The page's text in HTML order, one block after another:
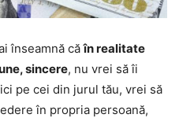
înseamnă căîn realitate
sincere, nu vrei să îi
pe cei din jurul tău, vrei să
în propria persoană,